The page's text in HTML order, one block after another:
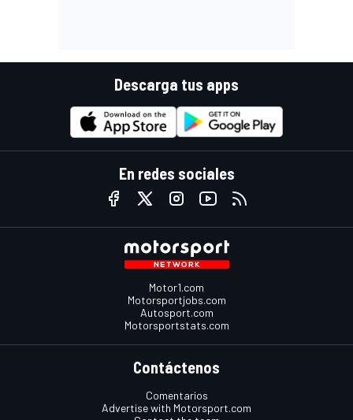
Descarga tus apps
En redes sociales
Motor1.com
Motorsportjobs.com
Autosport.com
Motorsportstats.com
Contáctenos
Comentarios
Advertise with Motorsport.com